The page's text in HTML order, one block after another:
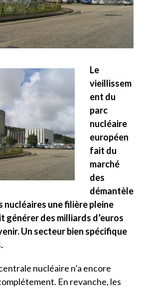
Le
vieillissem
ent du
parc
nucléaire
européen
fait du
marché
des
démantèle
nucléaires une filière pleine
générer des milliards d’euros
Un secteur bien spécifique
nucléaire n’a encore
En revanche, les